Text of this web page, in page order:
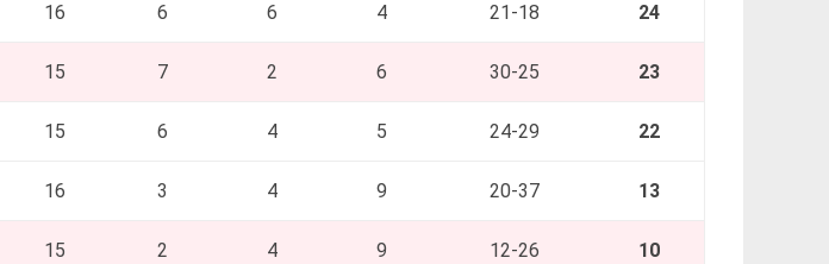
16 6 6 4 21-18 24
15 7 2 6 30-25 23
15 6 4 5 24-29 22
16 3 4 9 20-37 13
15 2 4 9 12-26 10